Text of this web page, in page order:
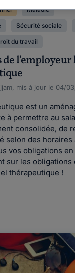
Maladie
Sécurité sociale
du travail
de
mis à jour le 04/
est un
à permettre au
consolidée, de
selon des horaires
vos obligations en
sur les
thérapeutique !